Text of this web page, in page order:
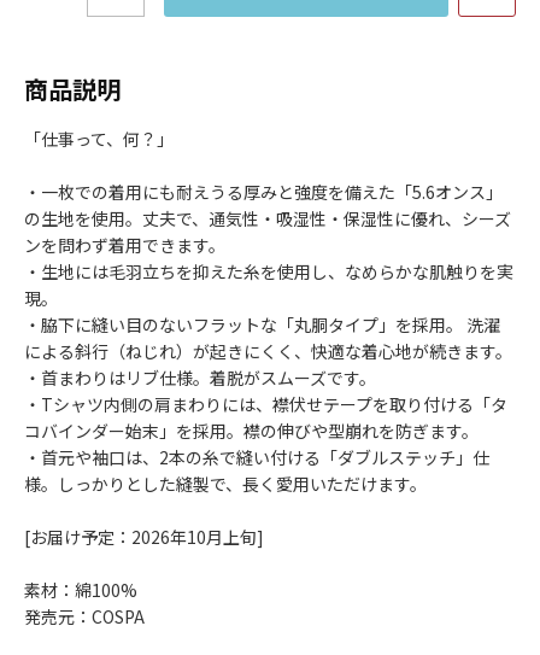
商品説明
「仕事って、何？」
・一枚での着用にも耐えうる厚みと強度を備えた「5.6オンス」
の生地を使用。丈夫で、通気性・吸湿性・保湿性に優れ、シーズ
ンを問わず着用できます。
・生地には毛羽立ちを抑えた糸を使用し、なめらかな肌触りを実
現。
・脇下に縫い目のないフラットな「丸胴タイプ」を採用。 洗濯
による斜行（ねじれ）が起きにくく、快適な着心地が続きます。
・首まわりはリブ仕様。着脱がスムーズです。
・Tシャツ内側の肩まわりには、襟伏せテープを取り付ける「タ
コバインダー始末」を採用。襟の伸びや型崩れを防ぎます。
・首元や袖口は、2本の糸で縫い付ける「ダブルステッチ」仕
様。しっかりとした縫製で、長く愛用いただけます。
[お届け予定：2026年10月上旬]
素材：綿100%
発売元：COSPA